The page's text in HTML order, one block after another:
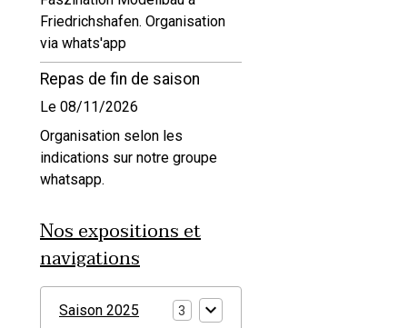
Friedrichshafen. Organisation
via whats'app
Repas de fin de saison
Le 08/11/2026
Organisation selon les
indications sur notre groupe
whatsapp.
Nos expositions et
navigations
Saison 2025 3